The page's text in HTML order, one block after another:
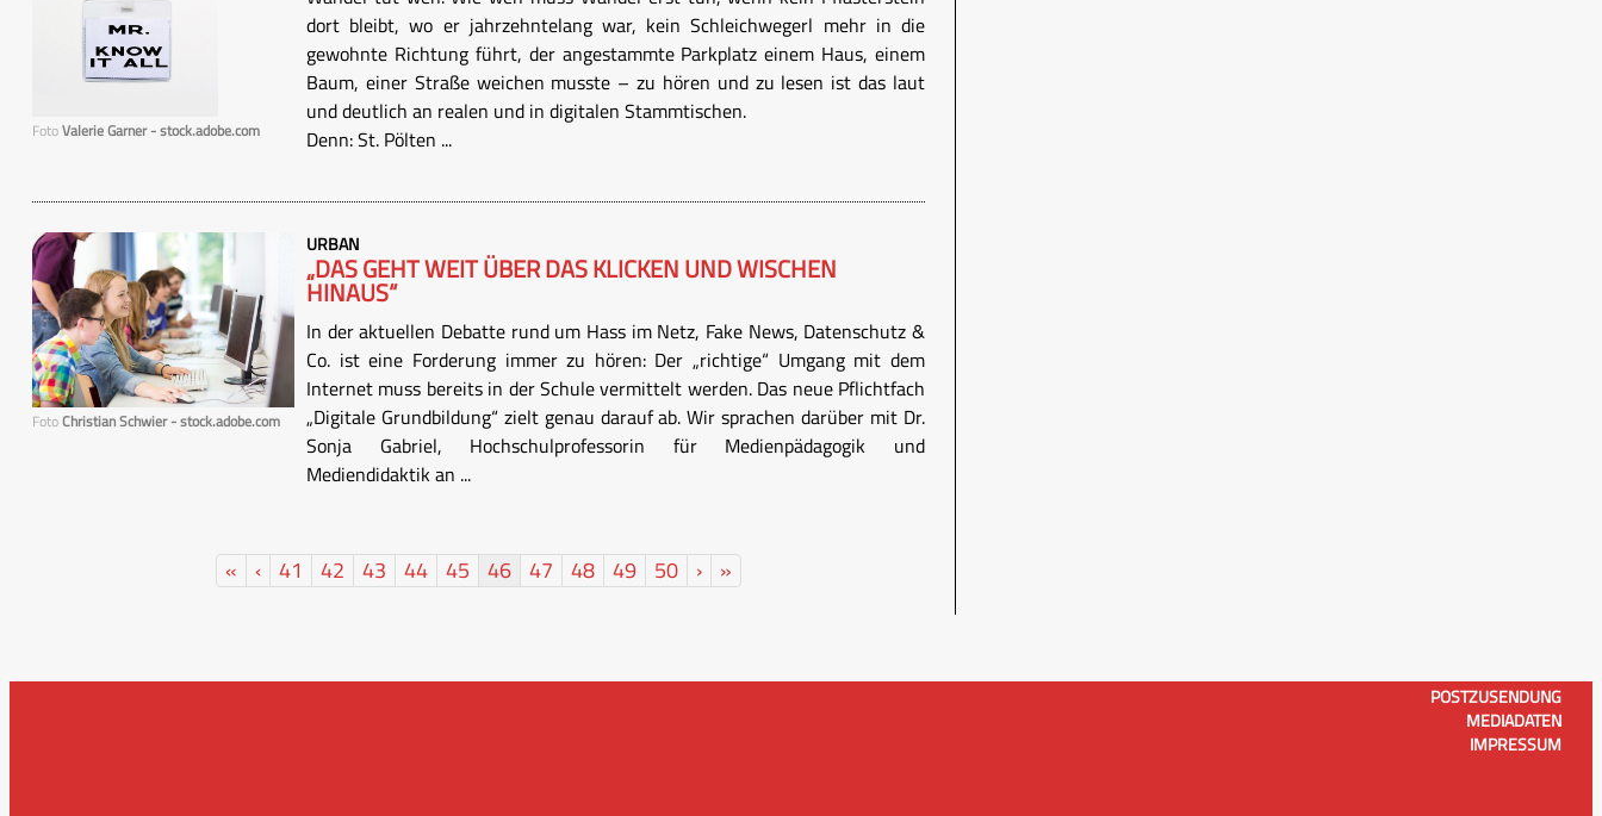
FotoValerie Garner - stock.adobe.com
dort bleibt, wo er jahrzehntelang war, kein Schleichwegerl mehr in die
gewohnte Richtung führt, der angestammte Parkplatz einem Haus, einem
Baum, einer Straße weichen musste – zu hören und zu lesen ist das laut
und deutlich an realen und in digitalen Stammtischen.
Denn: St. Pölten ...
FotoChristian Schwier - stock.adobe.com
URBAN
„DAS GEHT WEIT ÜBER DAS KLICKEN UND WISCHEN
HINAUS“
In der aktuellen Debatte rund um Hass im Netz, Fake News, Datenschutz &
Co. ist eine Forderung immer zu hören: Der „richtige“ Umgang mit dem
Internet muss bereits in der Schule vermittelt werden. Das neue Pflichtfach
„Digitale Grundbildung“ zielt genau darauf ab. Wir sprachen darüber mit Dr.
Sonja Gabriel, Hochschulprofessorin für Medienpädagogik und
Mediendidaktik an ...
« ‹ 41 42 43 44 45 46 47 48 49 50 › »
POSTZUSENDUNG
MEDIADATEN
IMPRESSUM